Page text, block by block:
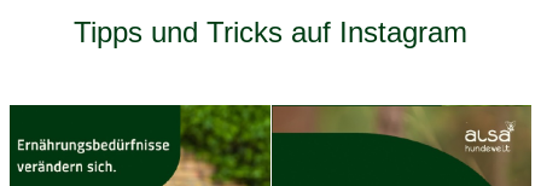
Tipps und Tricks auf Instagram